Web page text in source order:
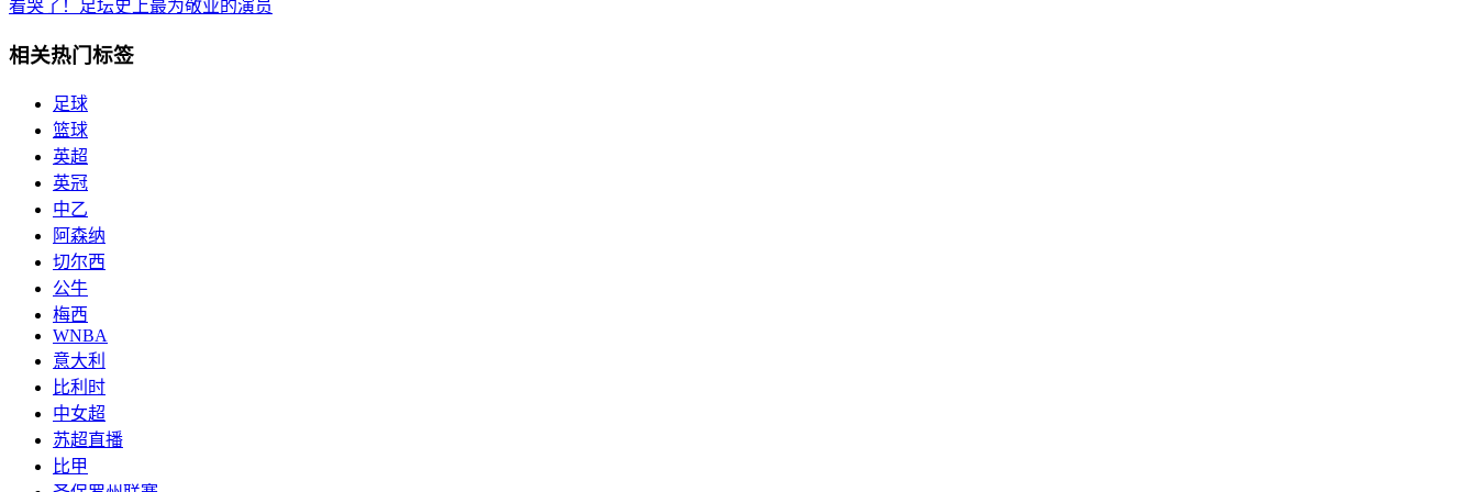
看哭了！足坛史上最为敬业的演员
相关热门标签
足球
篮球
英超
英冠
中乙
阿森纳
切尔西
公牛
梅西
WNBA
意大利
比利时
中女超
苏超直播
比甲